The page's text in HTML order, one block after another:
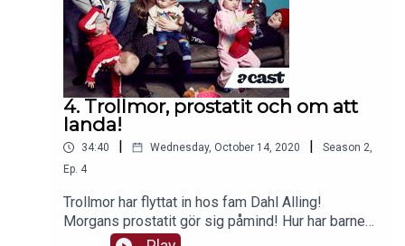
4. Trollmor, prostatit och om att
landa!
34:40 Wednesday, October 14, 2020 Season 2,
Ep. 4
Trollmor har flyttat in hos fam Dahl Alling!
Morgans prostatit gör sig påmind! Hur har barnen
landat på sin nya plats? Och självklart bjuds vi på